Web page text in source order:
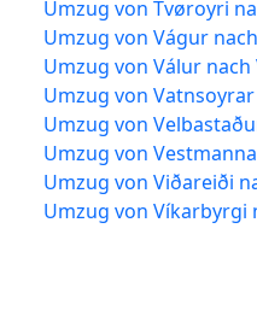
Umzug von Tvøroyri
Umzug von Vágur
Umzug von Válur nach
Umzug von
Umzug von
Umzug von
Umzug von Viðareiði
Umzug von Víkarbyrgi